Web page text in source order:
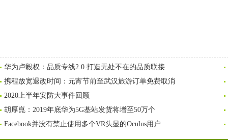
华为卢毅权：品质专线2.0 打造无处不在的品质联接
携程放宽退改时间：元宵节前至武汉旅游订单免费取消
2020上半年安防大事件回顾
胡厚崑：2019年底华为5G基站发货将增至50万个
Facebook并没有禁止使用多个VR头显的Oculus用户